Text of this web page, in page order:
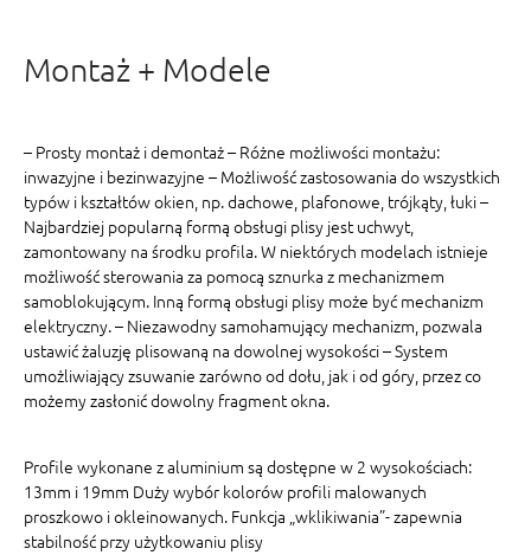
Montaż + Modele
– Prosty montaż i demontaż – Różne możliwości montażu:
inwazyjne i bezinwazyjne – Możliwość zastosowania do wszystkich
typów i kształtów okien, np. dachowe, plafonowe, trójkąty, łuki –
Najbardziej popularną formą obsługi plisy jest uchwyt,
zamontowany na środku profila. W niektórych modelach istnieje
możliwość sterowania za pomocą sznurka z mechanizmem
samoblokującym. Inną formą obsługi plisy może być mechanizm
elektryczny. – Niezawodny samohamujący mechanizm, pozwala
ustawić żaluzję plisowaną na dowolnej wysokości – System
umożliwiający zsuwanie zarówno od dołu, jak i od góry, przez co
możemy zasłonić dowolny fragment okna.
Profile wykonane z aluminium są dostępne w 2 wysokościach:
13mm i 19mm Duży wybór kolorów profili malowanych
proszkowo i okleinowanych. Funkcja „wklikiwania”- zapewnia
stabilność przy użytkowaniu plisy